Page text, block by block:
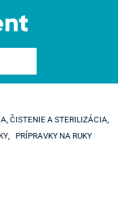
ČISTENIE A STERILIZÁCIA,
,
PRÍPRAVKY NA RUKY